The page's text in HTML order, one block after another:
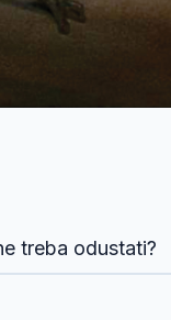
treba odustati?